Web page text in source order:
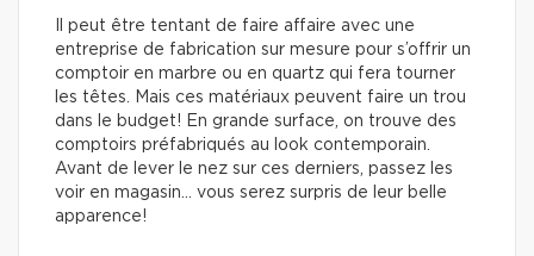
Il peut être tentant de faire affaire avec une
entreprise de fabrication sur mesure pour s’offrir un
comptoir en marbre ou en quartz qui fera tourner
les têtes. Mais ces matériaux peuvent faire un trou
dans le budget! En grande surface, on trouve des
comptoirs préfabriqués au look contemporain.
Avant de lever le nez sur ces derniers, passez les
voir en magasin… vous serez surpris de leur belle
apparence!